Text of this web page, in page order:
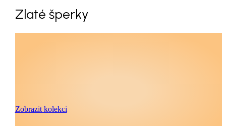
Zlaté šperky
Zobrazit kolekci